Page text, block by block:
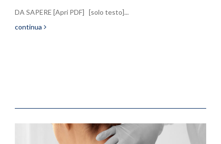
DA SAPERE [Apri PDF] [solo testo]...
continua